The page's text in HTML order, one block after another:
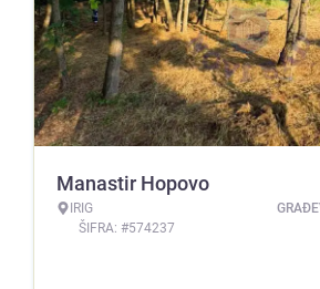
Manastir Hopovo
IRIG
ŠIFRA: #574237